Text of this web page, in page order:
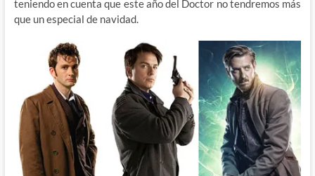
teniendo en cuenta que este año del Doctor no tendremos más
que un especial de navidad.